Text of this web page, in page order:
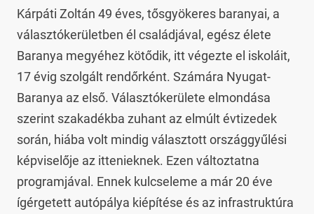
Kárpáti Zoltán 49 éves, tősgyökeres baranyai, a
választókerületben él családjával, egész élete
Baranya megyéhez kötődik, itt végezte el iskoláit,
17 évig szolgált rendőrként. Számára Nyugat-
Baranya az első. Választókerülete elmondása
szerint szakadékba zuhant az elmúlt évtizedek
során, hiába volt mindig választott országgyűlési
képviselője az ittenieknek. Ezen változtatna
programjával. Ennek kulcseleme a már 20 éve
ígérgetett autópálya kiépítése és az infrastruktúra